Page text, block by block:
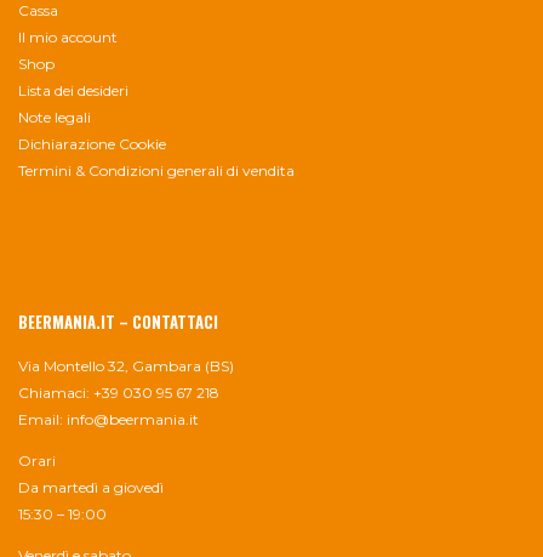
Cassa
Il mio account
Shop
Lista dei desideri
Note legali
Dichiarazione Cookie
Termini & Condizioni generali di vendita
BEERMANIA.IT – CONTATTACI
Via Montello 32, Gambara (BS)
Chiamaci: +39 030 95 67 218
Email: info@beermania.it
Orari
Da martedì a giovedì
15:30 – 19:00